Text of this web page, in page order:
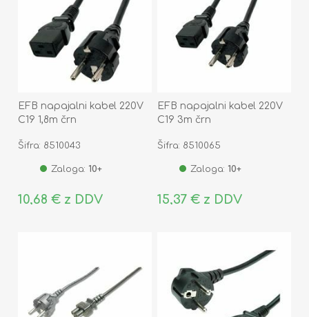
EFB napajalni kabel 220V
C19 1,8m črn
Šifra: 8510043
Zaloga: 10+
10,68 € z DDV
EFB napajalni kabel 220V
C19 3m črn
Šifra: 8510065
Zaloga: 10+
15,37 € z DDV